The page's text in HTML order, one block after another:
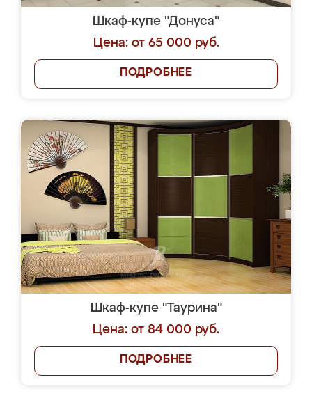
Шкаф-купе "Донуса"
Цена: от 65 000 руб.
ПОДРОБНЕЕ
Шкаф-купе "Таурина"
Цена: от 84 000 руб.
ПОДРОБНЕЕ